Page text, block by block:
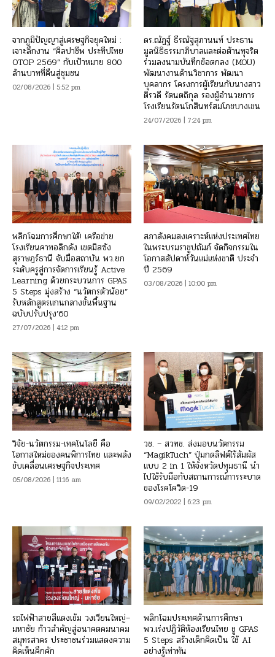
จากภูมิปัญญาสู่เศรษฐกิจยุคใหม่ :
เจาะลึกงาน “ศิลปาชีพ ประทีปไทย
OTOP 2569” กับเป้าหมาย 800
ล้านบาทที่คืนสู่ชุมชน
02/08/2026 | 5:52 pm
ดร.ณัฏฐ์ ธีรณัฐสุภานนท์ ประธาน
มูลนิธิธรรมาภิบาลและต่อต้านทุจริต
ร่วมลงนามบันทึกข้อตกลง (MOU)
พัฒนางานด้านวิชาการ พัฒนา
บุคลากร โครงการผู้เรียนกับนางสาว
ติรวดี รัตนตถิกุล รองผู้อำนวยการ
โรงเรียนรัตนโกสินทร์สมโภชบางเขน
24/07/2026 | 7:24 pm
พลิกโฉมการศึกษาใต้! เครือข่าย
โรงเรียนคาทอลิกดัง เขตมิสซัง
สุราษฎร์ธานี จับมือสถาบัน พว.ยก
ระดับครูสู่การจัดการเรียนรู้ Active
Learning ด้วยกระบวนการ GPAS
5 Steps มุ่งสร้าง “นวัตกรตัวน้อย”
รับหลักสูตรแกนกลางขั้นพื้นฐาน
ฉบับปรับปรุง’60
27/07/2026 | 4:12 pm
สภาสังคมสงเคราะห์แห่งประเทศไทย
ในพระบรมราชูปถัมภ์ จัดกิจกรรมใน
โอกาสสัปดาห์วันแม่แห่งชาติ ประจำ
ปี 2569
03/08/2026 | 10:00 pm
วิจัย-นวัตกรรม-เทคโนโลยี คือ
โอกาสใหม่ของคนพิการไทย และพลัง
ขับเคลื่อนเศรษฐกิจประเทศ
05/08/2026 | 11:16 am
วช. – สวทช. ส่งมอบนวัตกรรม
“MagikTuch” ปุ่มกดลิฟต์ไร้สัมผัส
แบบ 2 in 1 ให้จังหวัดปทุมธานี นำ
ไปใช้รับมือกับสถานการณ์การระบาด
ของโรคโควิด-19
09/02/2022 | 6:23 pm
รถไฟฟ้าสายสีแดงเข้ม วงเวียนใหญ่–
มหาชัย ก้าวสำคัญสู่อนาคตคมนาคม
สมุทรสาคร ประชาชนร่วมแสดงความ
คิดเห็นคึกคัก
พลิกโฉมประเทศด้านการศึกษา
พว.เร่งปฏิวัติห้องเรียนไทย ชู GPAS
5 Steps สร้างเด็กคิดเป็น ใช้ AI
อย่างรู้เท่าทัน